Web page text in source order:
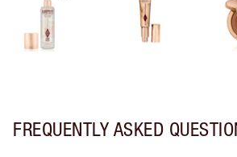
FREQUENTLY ASKED